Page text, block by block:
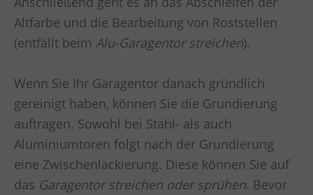
Altfarbe und die Bearbeitung von Roststellen
(entfällt beim Alu-Garagentor streichen).
Wenn Sie Ihr Garagentor danach gründlich
gereinigt haben, können Sie die Grundierung
auftragen. Sowohl bei Stahl- als auch
Aluminiumtoren folgt nach der Grundierung
eine Zwischenlackierung. Diese können Sie auf
das Garagentor streichen oder sprühen. Bevor